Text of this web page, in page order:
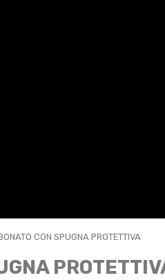
CON SPUGNA PROTETTIVA